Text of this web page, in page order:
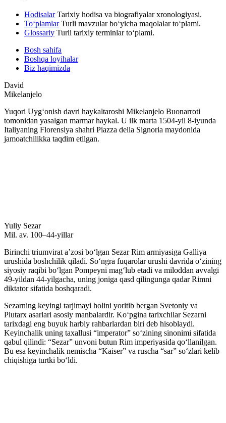
Hodisalar Tarixiy hodisa va biografiyalar xronologiyasi.
To‘plamlar Turli mavzular bo‘yicha maqolalar to‘plami.
Glossariy Turli tarixiy terminlar to‘plami.
Bosh sahifa
Boshqa loyihalar
Biz haqimizda
David
Mikelanjelo
Yuqori Uygʻonish davri haykaltaroshi Mikelanjelo Buonarroti
tomonidan yasalgan marmar haykal. U ilk marta 1504-yil 8-iyunda
Italiyaning Florensiya shahri Piazza della Signoria maydonida
jamoatchilikka taqdim etilgan.
Yuliy Sezar
Mil. av. 100–44-yillar
Birinchi triumvirat aʼzosi boʻlgan Sezar Rim armiyasiga Galliya
urushida boshchilik qiladi. Soʻngra fuqarolar urushi davrida oʻzining
siyosiy raqibi boʻlgan Pompeyni magʻlub etadi va miloddan avvalgi
49-yildan 44-yilgacha, uning joniga qasd qilingunga qadar Rimni
diktator sifatida boshqaradi.
Sezarning keyingi tarjimayi holini yoritib bergan Svetoniy va
Plutarx asarlari asosiy manbalardir. Koʻpgina tarixchilar Sezarni
tarixdagi eng buyuk harbiy rahbarlardan biri deb hisoblaydi.
Keyinchalik uning taxallusi “imperator” soʻzining sinonimi sifatida
qabul qilindi: “Sezar” unvoni butun Rim imperiyasida qoʻllanilgan.
Bu esa keyinchalik nemischa “Kaiser” va ruscha “sar” soʻzlari kelib
chiqishiga turtki boʻldi.